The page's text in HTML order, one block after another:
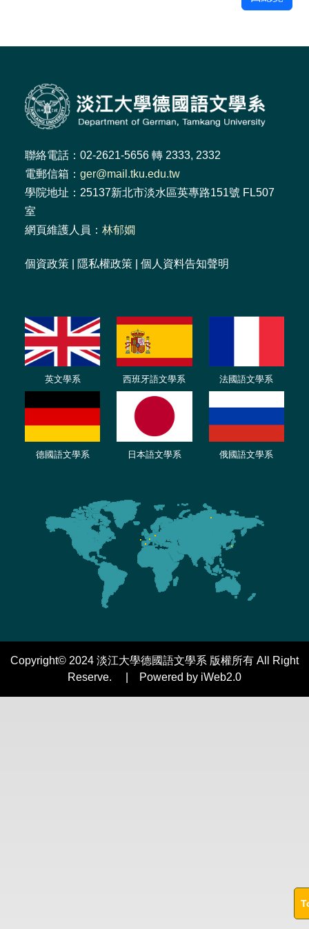
聯絡電話：02-2621-5656 轉 2333, 2332
電郵信箱： ger@mail.tku.edu.tw
學院地址：25137新北市淡水區英專路151號 FL507
室
網頁維護人員： 林郁嫺
個資政策 隱私權政策 個人資料告知聲明
英文學系 西班牙語文學系 法國語文學系
德國語文學系 日本語文學系 俄國語文學系
Copyright© 2024 淡江大學德國語文學系 版權所有 All Right
Reserve. | Powered by iWeb2.0